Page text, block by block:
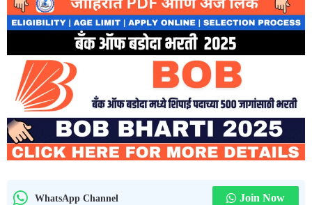
WhatsApp Channel Join Now